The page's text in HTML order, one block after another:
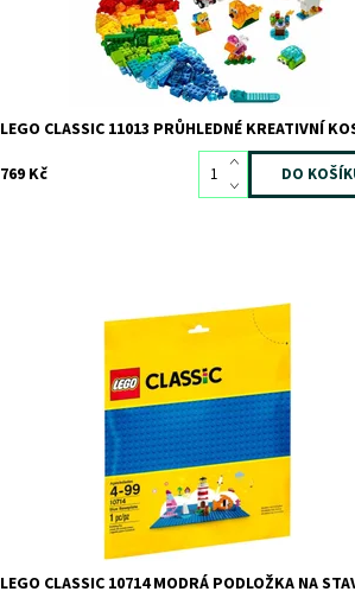
LEGO CLASSIC 11013 PRŮHLEDNÉ KREATIVNÍ
769 Kč
Vytvoř si svůj vlastní LEGO® svět na Modré
Skladem>3
2813
LEGO
LEGO CLASSIC 10714 MODRÁ PODLOŽKA NA